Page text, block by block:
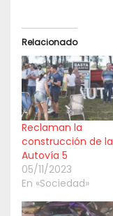
Relacionado
Reclaman la
construcción de la
Autovía 5
05/11/2023
En «Sociedad»